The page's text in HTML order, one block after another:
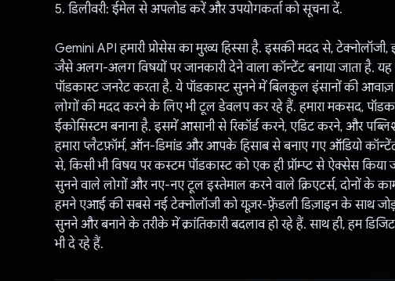
5. डिलीवरी: ईमेल से अपलोड करें और उपयोगकर्ता को सूचना दें.
Gemini API हमारी प्रोसेस का मुख्य हिस्सा है. इसकी मदद से, टेक्नोलॉजी,
जैसे अलग-अलग विषयों पर जानकारी देने वाला कॉन्टेंट बनाया जाता है.
पॉडकास्ट जनरेट करता है. ये पॉडकास्ट सुनने में बिलकुल इंसानों की
लोगों की मदद करने के लिए भी टूल डेवलप कर रहे हैं. हमारा मकसद,
ईकोसिस्टम बनाना है. इसमें आसानी से रिकॉर्ड करने, एडिट करने, और
हमारा प्लैटफ़ॉर्म, ऑन-डिमांड और आपके हिसाब से बनाए गए ऑडियो
से, किसी भी विषय पर कस्टम पॉडकास्ट को एक ही प्रॉम्प्ट से ऐक्सेस
सुनने वाले लोगों और नए-नए टूल इस्तेमाल करने वाले क्रिएटर्स, दोनों के
हमने एआई की सबसे नई टेक्नोलॉजी को यूज़र-फ़्रेंडली डिज़ाइन के साथ
सुनने और बनाने के तरीके में क्रांतिकारी बदलाव हो रहे हैं. साथ ही, हम
भी दे रहे हैं.